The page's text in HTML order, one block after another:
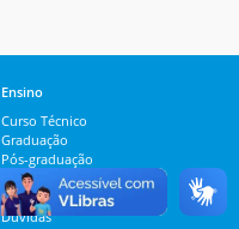
Ensino
Curso Técnico
Graduação
Pós-graduação
PES
MOOC
Dúvidas